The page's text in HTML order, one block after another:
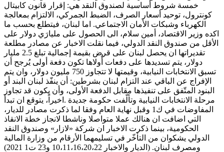
خمسة شروط أساسية لصندوق النقد هي: إقرار قانون كابيتال
كونترول، توحيد أسعار الصرف، الضبط الجمركي، الالتزام بمعالجة
الكهرباء وشبكات الأمان الاجتماعي. اما لبنان، فيتطلع بحسب ما
اكده وزير الاقتصاد، أمين سلام، الى الحصول على مليارَي دولار على
الأقل من صندوق النقد الدولي، فيما نقلت الاخبار عن مصادر مطلعة
تقديراتها ان يحصل لبنان على قرض بقيمة إجمالية تبلغ 2.5 مليار
دولار، يتم تسديدها على دفعات أُولاها تكون دفعة أولى يُرجح أن
تسبق الانتخابات النيابية، وقيمتها لا تتجاوز 750 مليون دولار، وان يتم
الإفراج عن الباقي عند التزام لبنان بشرطين: أن ينفّذ لبنان البند أو
البنود المتّفق على تنفيذها مقابل الدفعة الأولى، وأن يكون قد تجاوز
مرحلة الانتخابات النيابية وتألّفت حكومة جديدة .اخيراً، يتوقع ان تبدأ
المفاوضات في ك1 وقبل نهاية العام وفقا لما ذكرت مصادر للديار،
التي اضافت ان هنالك عملا متواصلا وناشطا لانجاز خطة الانقاذ
الحكومية، بينما ذكرت الاخبار ان شركة «لازار» وصندوق النقد
الدولي يشكوان من التأخّر في تسليمهما الأرقام من وزارة المالية
ومصرف لبنان. (الديار والاخبار 10،11،16،20،22 و23 ت1 2021)